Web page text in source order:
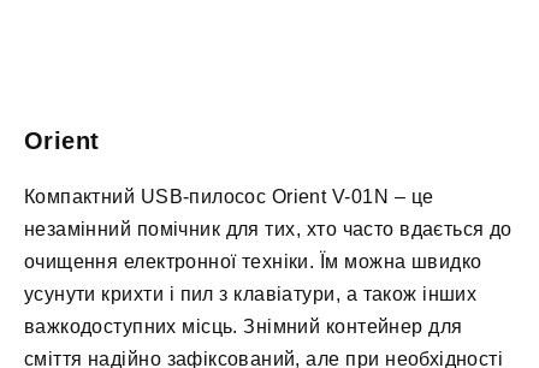
Orient
Компактний USB-пилосос Orient V-01N – це
незамінний помічник для тих, хто часто вдається до
очищення електронної техніки. Їм можна швидко
усунути крихти і пил з клавіатури, а також інших
важкодоступних місць. Знімний контейнер для
сміття надійно зафіксований, але при необхідності